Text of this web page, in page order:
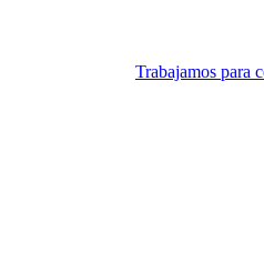
Trabajamos para